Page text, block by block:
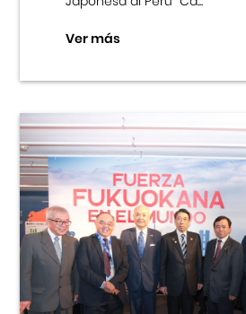
Ver más